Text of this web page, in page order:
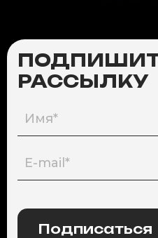
РАССЫЛКУ
Подписаться